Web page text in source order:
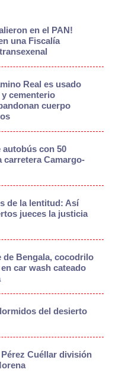
en el PAN!
una Fiscalía
Real es usado
cementerio
cuerpo
autobús con 50
carretera Camargo-
de la lentitud: Así
jueces la justicia
de Bengala, cocodrilo
car wash cateado
del desierto
Cuéllar división